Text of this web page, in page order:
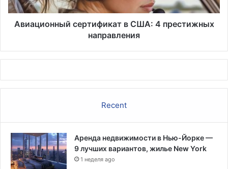
Авиационный сертификат в США: 4 престижных
направления
Recent
Аренда недвижимости в Нью-Йорке —
9 лучших вариантов, жилье New York
1 неделя ago